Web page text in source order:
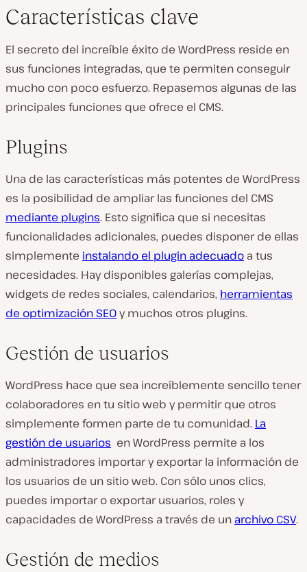
Características clave
El secreto del increíble éxito de WordPress reside en
sus funciones integradas, que te permiten conseguir
mucho con poco esfuerzo. Repasemos algunas de las
principales funciones que ofrece el CMS.
Plugins
Una de las características más potentes de WordPress
es la posibilidad de ampliar las funciones del CMS
mediante plugins. Esto significa que si necesitas
funcionalidades adicionales, puedes disponer de ellas
simplemente instalando el plugin adecuado a tus
necesidades. Hay disponibles galerías complejas,
widgets de redes sociales, calendarios, herramientas
de optimización SEOy muchos otros plugins.
Gestión de usuarios
WordPress hace que sea increíblemente sencillo tener
colaboradores en tu sitio web y permitir que otros
simplemente formen parte de tu comunidad. La
gestión de usuarios en WordPress permite a los
administradores importar y exportar la información de
los usuarios de un sitio web. Con sólo unos clics,
puedes importar o exportar usuarios, roles y
capacidades de WordPress a través de un archivo CSV.
Gestión de medios